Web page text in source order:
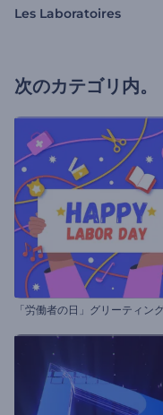
Les Laboratoires
次のカテゴリ内。